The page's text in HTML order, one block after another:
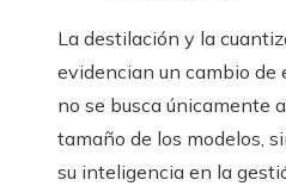
La destilación y la
evidencian un cambio de
no se busca únicamente
tamaño de los modelos,
su inteligencia en la